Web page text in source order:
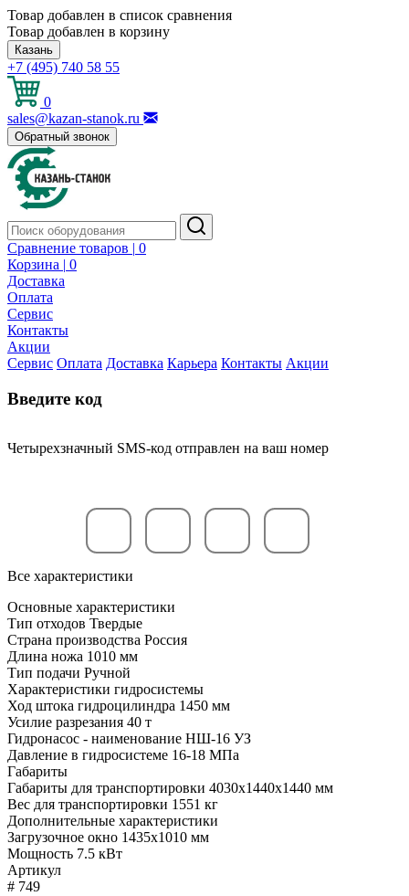
Товар добавлен в список сравнения
Товар добавлен в корзину
Казань
+7 (495) 740 58 55
0
sales@kazan-stanok.ru
Обратный звонок
Сравнение товаров | 0
Корзина | 0
Доставка
Оплата
Сервис
Контакты
Акции
Сервис Оплата Доставка Карьера Контакты Акции
Введите код
Четырехзначный SMS-код отправлен на ваш номер
Все характеристики
Основные характеристики
Тип отходов Твердые
Страна производства Россия
Длина ножа 1010 мм
Тип подачи Ручной
Характеристики гидросистемы
Ход штока гидроцилиндра 1450 мм
Усилие разрезания 40 т
Гидронасос - наименование НШ-16 УЗ
Давление в гидросистеме 16-18 МПа
Габариты
Габариты для транспортировки 4030x1440x1440 мм
Вес для транспортировки 1551 кг
Дополнительные характеристики
Загрузочное окно 1435х1010 мм
Мощность 7.5 кВт
Артикул
# 749